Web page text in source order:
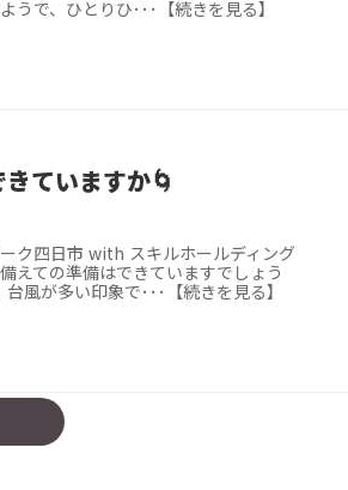
うで、ひとりひ･･･【続きを見る】
ていますか🌀
ク四日市 with スキルホールディング
えての準備はできていますでしょう
風が多い印象で･･･【続きを見る】